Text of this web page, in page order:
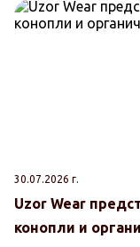
30.07.2026 г.
Uzor Wear
конопли и